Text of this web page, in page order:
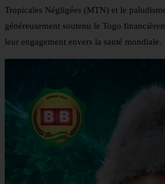
Tropicales Négligées (MTN) et le
généreusement soutenu le Togo
leur engagement envers la santé mondiale.